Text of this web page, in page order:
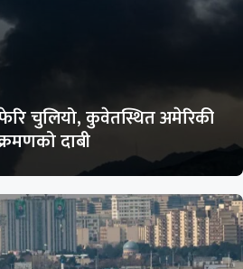
चुलियो, कुवेतस्थित अमेरिकी
दाबी